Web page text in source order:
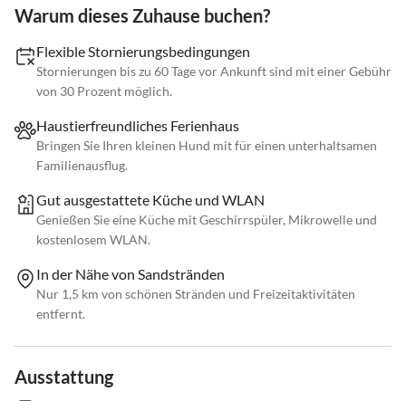
Warum dieses Zuhause buchen?
Flexible Stornierungsbedingungen
Stornierungen bis zu 60 Tage vor Ankunft sind mit einer Gebühr
von 30 Prozent möglich.
Haustierfreundliches Ferienhaus
Bringen Sie Ihren kleinen Hund mit für einen unterhaltsamen
Familienausflug.
Gut ausgestattete Küche und WLAN
Genießen Sie eine Küche mit Geschirrspüler, Mikrowelle und
kostenlosem WLAN.
In der Nähe von Sandstränden
Nur 1,5 km von schönen Stränden und Freizeitaktivitäten
entfernt.
Ausstattung